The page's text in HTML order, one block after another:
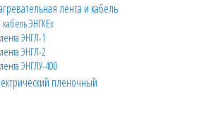
лента и кабель
ЭНГКЕх
ЭНГЛ-1
ЭНГЛ-2
ЭНГЛУ-400
пленочный